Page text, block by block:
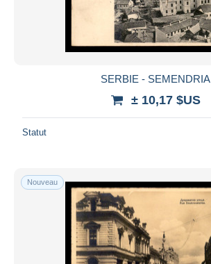
SERBIE - SEMENDRIA
± 10,17 $US
Statut
Nouveau